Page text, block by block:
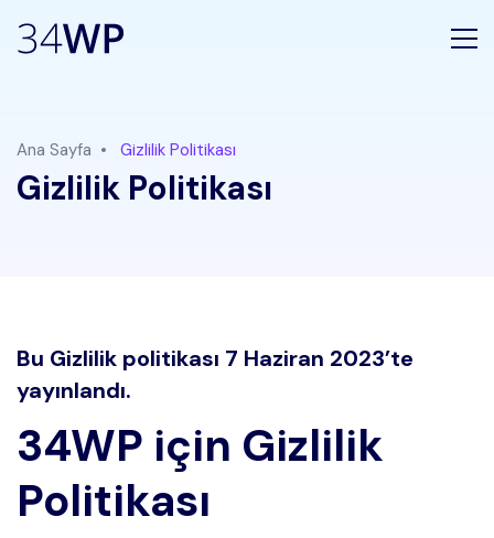
Ana Sayfa Gizlilik Politikası
Gizlilik Politikası
Bu Gizlilik politikası 7 Haziran 2023’te
yayınlandı.
34WP için Gizlilik
Politikası